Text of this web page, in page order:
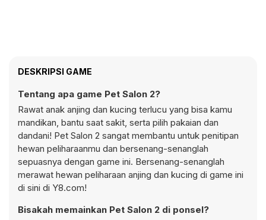
DESKRIPSI GAME
Tentang apa game Pet Salon 2?
Rawat anak anjing dan kucing terlucu yang bisa kamu
mandikan, bantu saat sakit, serta pilih pakaian dan
dandani! Pet Salon 2 sangat membantu untuk penitipan
hewan peliharaanmu dan bersenang-senanglah
sepuasnya dengan game ini. Bersenang-senanglah
merawat hewan peliharaan anjing dan kucing di game ini
di sini di Y8.com!
Bisakah memainkan Pet Salon 2 di ponsel?